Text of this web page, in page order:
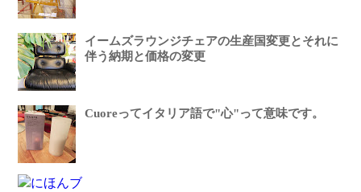
イームズラウンジチェアの生産国変更とそれに
伴う納期と価格の変更
Cuoreってイタリア語で"心"って意味です。